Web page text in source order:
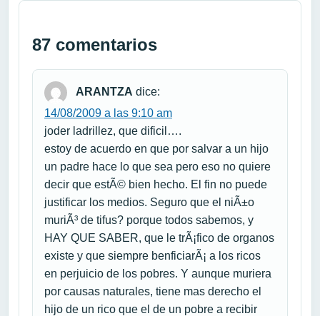
87 comentarios
ARANTZA dice:
14/08/2009 a las 9:10 am
joder ladrillez, que dificil….
estoy de acuerdo en que por salvar a un hijo
un padre hace lo que sea pero eso no quiere
decir que estÃ© bien hecho. El fin no puede
justificar los medios. Seguro que el niÃ±o
muriÃ³ de tifus? porque todos sabemos, y
HAY QUE SABER, que le trÃ¡fico de organos
existe y que siempre benficiarÃ¡ a los ricos
en perjuicio de los pobres. Y aunque muriera
por causas naturales, tiene mas derecho el
hijo de un rico que el de un pobre a recibir